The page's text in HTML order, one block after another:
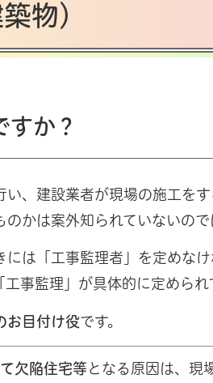
物）
すか？
、建設業者が現場の施工を
かは案外知られていないので
には「工事監理者」を定めな
事監理」が具体的に定められ
お目付け役です。
欠陥住宅等 となる原因は、現